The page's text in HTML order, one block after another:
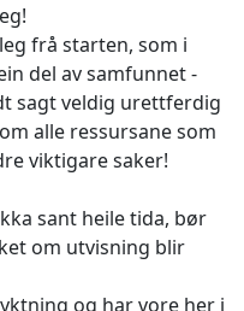
frå starten, som i
del av samfunnet -
sagt veldig urettferdig
alle ressursane som
viktigare saker!
sant heile tida, bør
om utvisning blir
og har vore her i